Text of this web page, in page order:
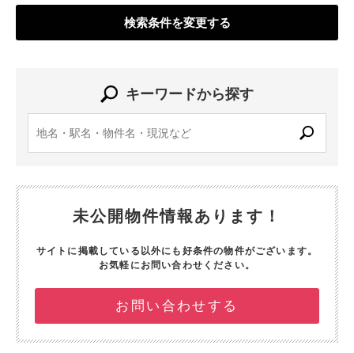
検索条件を変更する
キーワードから探す
未公開物件情報あります！
サイトに掲載している以外にも好条件の物件がございます。
お気軽にお問い合わせください。
お問い合わせする